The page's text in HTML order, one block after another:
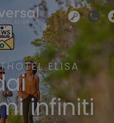
ELISA
infiniti